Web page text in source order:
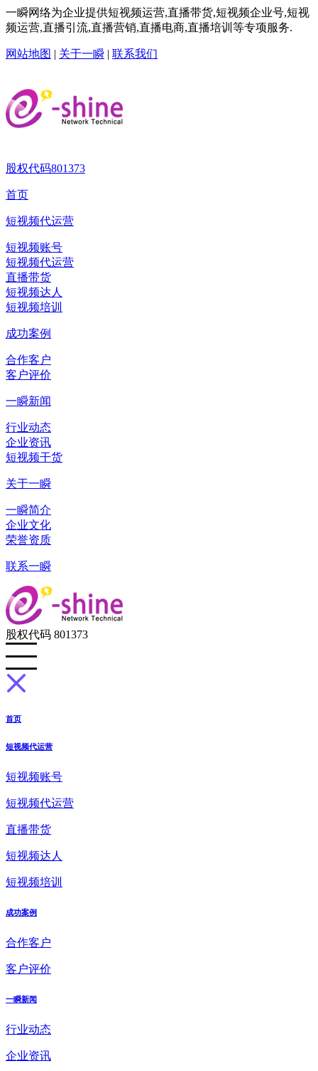
一瞬网络为企业提供短视频运营,直播带货,短视频企业号,短视
频运营,直播引流,直播营销,直播电商,直播培训等专项服务.
网站地图 | 关于一瞬 | 联系我们
股权代码801373
首页
短视频代运营
短视频账号
短视频代运营
直播带货
短视频达人
短视频培训
成功案例
合作客户
客户评价
一瞬新闻
行业动态
企业资讯
短视频干货
关于一瞬
一瞬简介
企业文化
荣誉资质
联系一瞬
股权代码 801373
首页
短视频代运营
短视频账号
短视频代运营
直播带货
短视频达人
短视频培训
成功案例
合作客户
客户评价
一瞬新闻
行业动态
企业资讯